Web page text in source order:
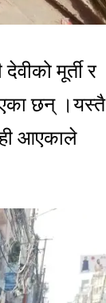
मूर्ती र
छन् ।यस्तै
आएकाले